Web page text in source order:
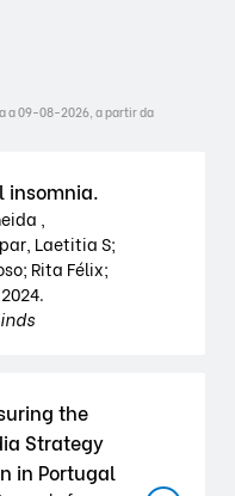
a 09-08-2026, a partir da
insomnia.
,
Laetitia S;
Rita Félix;
the
Strategy
in Portugal